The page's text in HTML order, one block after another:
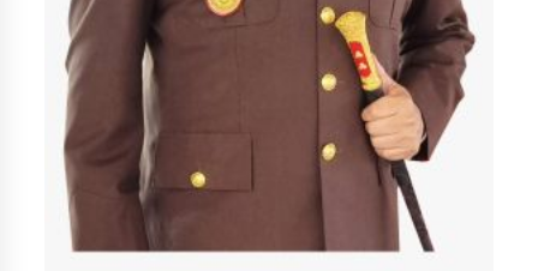
Menkeu: Defisit APBN 2024 Diprediksi Lebih
Hormati Keputusan DKPP, Jokowi Pastikan
Pilkada Serentak Berjalan Baik
July 8, 2024
Berita VOA Indonesia : “Paruh Pertama 2023,